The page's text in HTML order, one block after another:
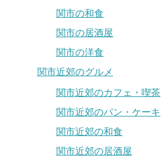
関市の和食
関市の居酒屋
関市の洋食
関市近郊のグルメ
関市近郊のカフェ・喫茶
関市近郊のパン・ケーキ
関市近郊の和食
関市近郊の居酒屋